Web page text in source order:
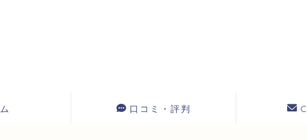
口コミ・評判